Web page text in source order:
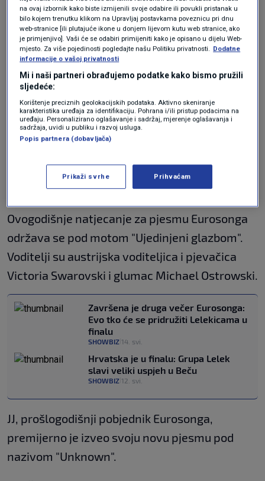
Srbija, Hrvatska, Litva i Poljska.
Španjolska, Irska, Nizozemska, Slovenija i
Eurosonga u znak prosvjeda jer su organizatori
dopustili sudjelovanje Izraelu.
Ovogodišnje natjecanje za pjesmu Eurosonga
održava se pod motom "Ujedinjeni glazbom".
Voditelji su austrijska voditeljica i pjevačica
Victoria Swarovski i glumac Michael Ostrowski.
Završena je druga večer Eurosonga:
Evo tko će se pridružiti Lelekicama u
finalu
SHOWBIZ 14. svi.
Hrvatska je u finalu: Grupa Lelek
slavi veliki uspjeh u Beču
SHOWBIZ 12. svi.
JJ, prošlogodišnji pobjednik Eurosonga,
premijerno je izveo svoju novu pjesmu pod
nazivom "Unknown".
na ovaj izbornik kako biste izmijenili svoje odabire ili povukli pristanak u
bilo kojem trenutku klikom na Upravljaj postavkama poveznicu pri dnu
web-stranice [ili plutajuće ikone u donjem lijevom kutu web stranice, ako
je primjenjivo]. Vaši će se odabiri primijeniti kako je opisano u dijelu Web-
mjesto. Za više pojedinosti pogledajte našu Politiku privatnosti. Dodatne
informacije o vašoj privatnosti
Mi i naši partneri obrađujemo podatke kako bismo pružili
sljedeće:
Korištenje preciznih geolokacijskih podataka. Aktivno skeniranje
karakteristika uređaja za identifikaciju. Pohrana i/ili pristup podacima na
uređaju. Personalizirano oglašavanje i sadržaj, mjerenje oglašavanja i
sadržaja, uvidi u publiku i razvoj usluga.
Popis partnera (dobavljača)
Prikaži svrhe Prihvaćam